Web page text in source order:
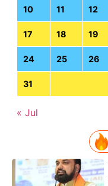
10 11 12
17 18 19
24 25 26
31
« Jul